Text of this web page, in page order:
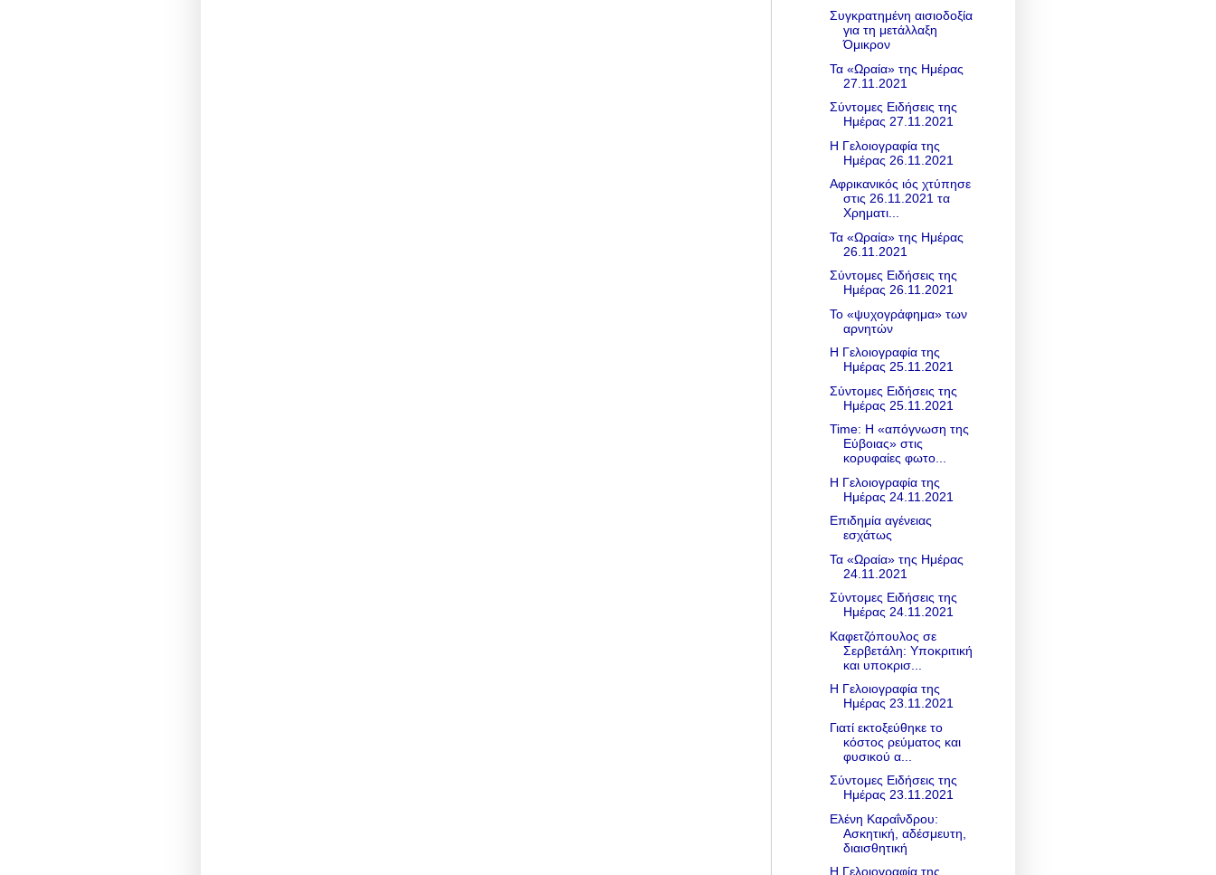
Συγκρατημένη αισιοδοξία
για τη μετάλλαξη
Όμικρον
Τα «Ωραία» της Ημέρας
27.11.2021
Σύντομες Ειδήσεις της
Ημέρας 27.11.2021
Η Γελοιογραφία της
Ημέρας 26.11.2021
Αφρικανικός ιός χτύπησε
στις 26.11.2021 τα
Χρηματι...
Τα «Ωραία» της Ημέρας
26.11.2021
Σύντομες Ειδήσεις της
Ημέρας 26.11.2021
Το «ψυχογράφημα» των
αρνητών
Η Γελοιογραφία της
Ημέρας 25.11.2021
Σύντομες Ειδήσεις της
Ημέρας 25.11.2021
Time: Η «απόγνωση της
Εύβοιας» στις
κορυφαίες φωτο...
Η Γελοιογραφία της
Ημέρας 24.11.2021
Eπιδημία αγένειας
εσχάτως
Τα «Ωραία» της Ημέρας
24.11.2021
Σύντομες Ειδήσεις της
Ημέρας 24.11.2021
Καφετζόπουλος σε
Σερβετάλη: Υποκριτική
και υποκρισ...
Η Γελοιογραφία της
Ημέρας 23.11.2021
Γιατί εκτοξεύθηκε το
κόστος ρεύματος και
φυσικού α...
Σύντομες Ειδήσεις της
Ημέρας 23.11.2021
Ελένη Καραΐνδρου:
Ασκητική, αδέσμευτη,
διαισθητική
Η Γελοιογραφία της